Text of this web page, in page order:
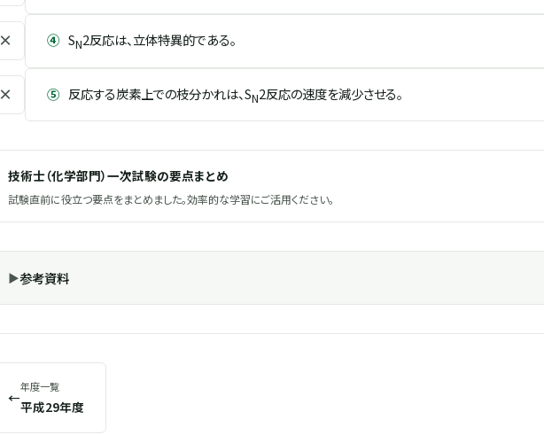
× ④ SN2反応は、立体特異的である。
× ⑤ 反応する炭素上での枝分かれは、SN2反応の速度を減少させる。
技術士（化学部門）一次試験の要点まとめ
試験直前に役立つ要点をまとめました。効率的な学習にご活用ください。
参考資料
←
年度一覧
平成29年度